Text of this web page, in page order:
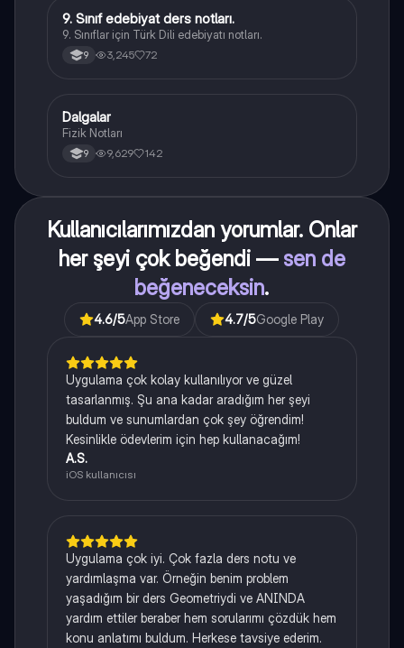
Türk Dili ve Edebiyatı
9. Sınıf edebiyat ders notları.
9. Sınıflar için Türk Dili edebiyatı notları.
9 3,245 72
Fizik
Dalgalar
Fizik Notları
9 9,629 142
Kullanıcılarımızdan yorumlar. Onlar
her şeyi çok beğendi — sen de
beğeneceksin.
4.6/5App Store 4.7/5Google Play
Uygulama çok kolay kullanılıyor ve güzel
tasarlanmış. Şu ana kadar aradığım her şeyi
buldum ve sunumlardan çok şey öğrendim!
Kesinlikle ödevlerim için hep kullanacağım!
A.S.
iOS kullanıcısı
Uygulama çok iyi. Çok fazla ders notu ve
yardımlaşma var. Örneğin benim problem
yaşadığım bir ders Geometriydi ve ANINDA
yardım ettiler beraber hem sorularımı çözdük hem
konu anlatımı buldum. Herkese tavsiye ederim.